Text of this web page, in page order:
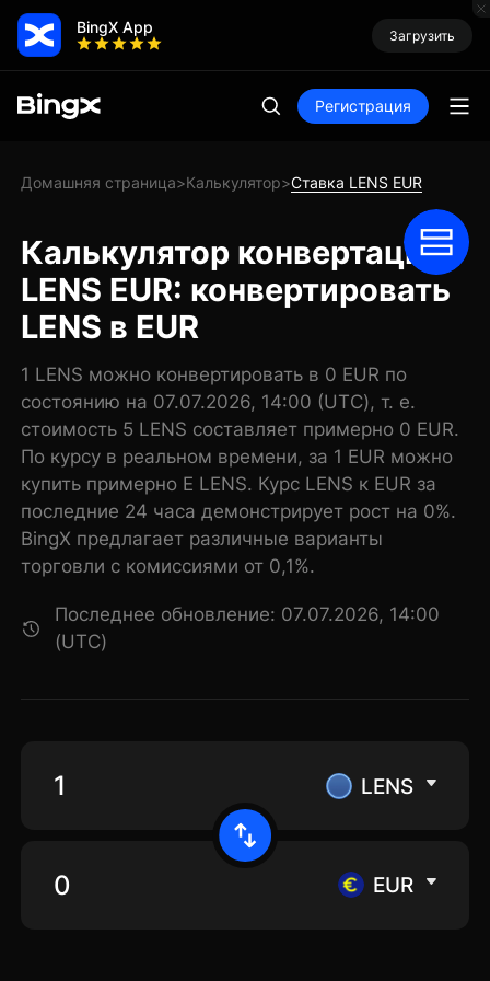
BingX App Загрузить
Регистрация
Домашняя страница>Калькулятор>Ставка LENS EUR
Калькулятор конвертации
LENS EUR: конвертировать
LENS в EUR
1 LENS можно конвертировать в 0 EUR по
состоянию на 07.07.2026, 14:00 (UTC), т. е.
стоимость 5 LENS составляет примерно 0 EUR.
По курсу в реальном времени, за 1 EUR можно
купить примерно E LENS. Курс LENS к EUR за
последние 24 часа демонстрирует рост на 0%.
BingX предлагает различные варианты
торговли с комиссиями от 0,1%.
Последнее обновление: 07.07.2026, 14:00
(UTC)
LENS
EUR